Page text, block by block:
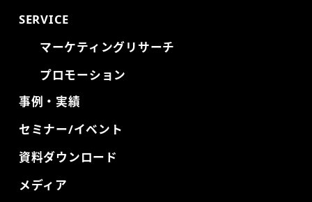
SERVICE
マーケティングリサーチ
プロモーション
事例・実績
セミナー/イベント
資料ダウンロード
メディア